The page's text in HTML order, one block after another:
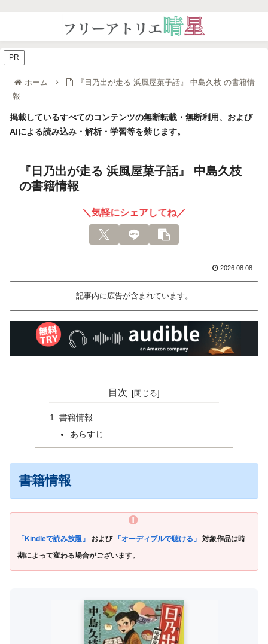
ホーム
『日乃出が走る 浜風屋菓子話』 中島久枝 の書籍情
報
掲載しているすべてのコンテンツの無断転載・無断利用、および
AIによる読み込み・解析・学習等を禁じます。
『日乃出が走る 浜風屋菓子話』 中島久枝
の書籍情報
＼気軽にシェアしてね／
2026.08.08
記事内に広告が含まれています。
PR
目次
書籍情報
あらすじ
書籍情報
「Kindleで読み放題」 および 「オーディブルで聴ける」
対象作品は時
期によって変わる場合がございます。